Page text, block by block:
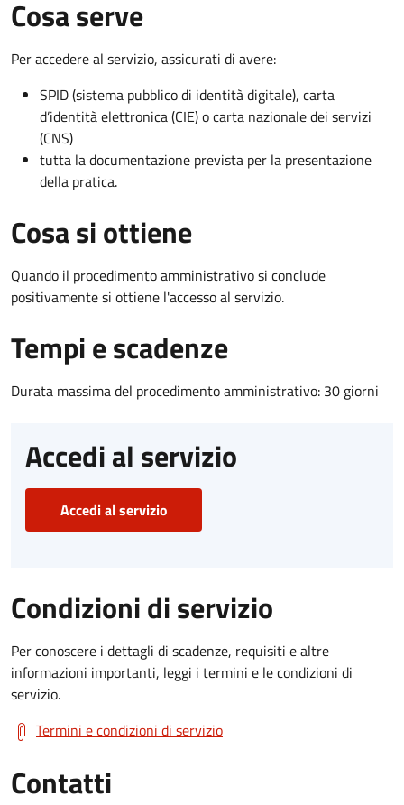
Cosa serve
Per accedere al servizio, assicurati di avere:
SPID (sistema pubblico di identità digitale), carta
d’identità elettronica (CIE) o carta nazionale dei servizi
(CNS)
tutta la documentazione prevista per la presentazione
della pratica.
Cosa si ottiene
Quando il procedimento amministrativo si conclude
positivamente si ottiene l'accesso al servizio.
Tempi e scadenze
Durata massima del procedimento amministrativo: 30 giorni
Accedi al servizio
Accedi al servizio
Condizioni di servizio
Per conoscere i dettagli di scadenze, requisiti e altre
informazioni importanti, leggi i termini e le condizioni di
servizio.
Termini e condizioni di servizio
Contatti